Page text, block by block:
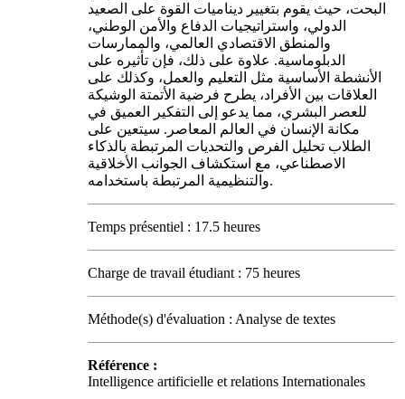
البحت، حيث يقوم بتغيير ديناميات القوة على الصعيد
الدولي، واستراتيجيات الدفاع والأمن الوطني،
والمنطق الاقتصادي العالمي، والممارسات
الدبلوماسية. علاوة على ذلك، فإن تأثيره على
الأنشطة الأساسية مثل التعليم والعمل، وكذلك على
العلاقات بين الأفراد، يطرح فرضية الأتمتة الوشيكة
للعصر البشري، مما يدعو إلى التفكير العميق في
مكانة الإنسان في العالم المعاصر. سيتعين على
الطلاب تحليل الفرص والتحديات المرتبطة بالذكاء
الاصطناعي، مع استكشاف الجوانب الأخلاقية
والتنظيمية المرتبطة باستخدامه.
Temps présentiel : 17.5 heures
Charge de travail étudiant : 75 heures
Méthode(s) d'évaluation : Analyse de textes
Référence :
Intelligence artificielle et relations Internationales